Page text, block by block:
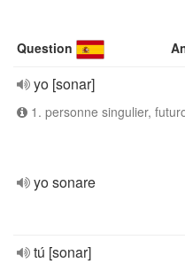
Question
yo [sonar]
1. personne singulier,
yo sonare
tú [sonar]